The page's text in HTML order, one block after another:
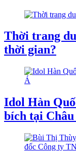
Thời trang
thời gian?
Idol Hàn
bích tại